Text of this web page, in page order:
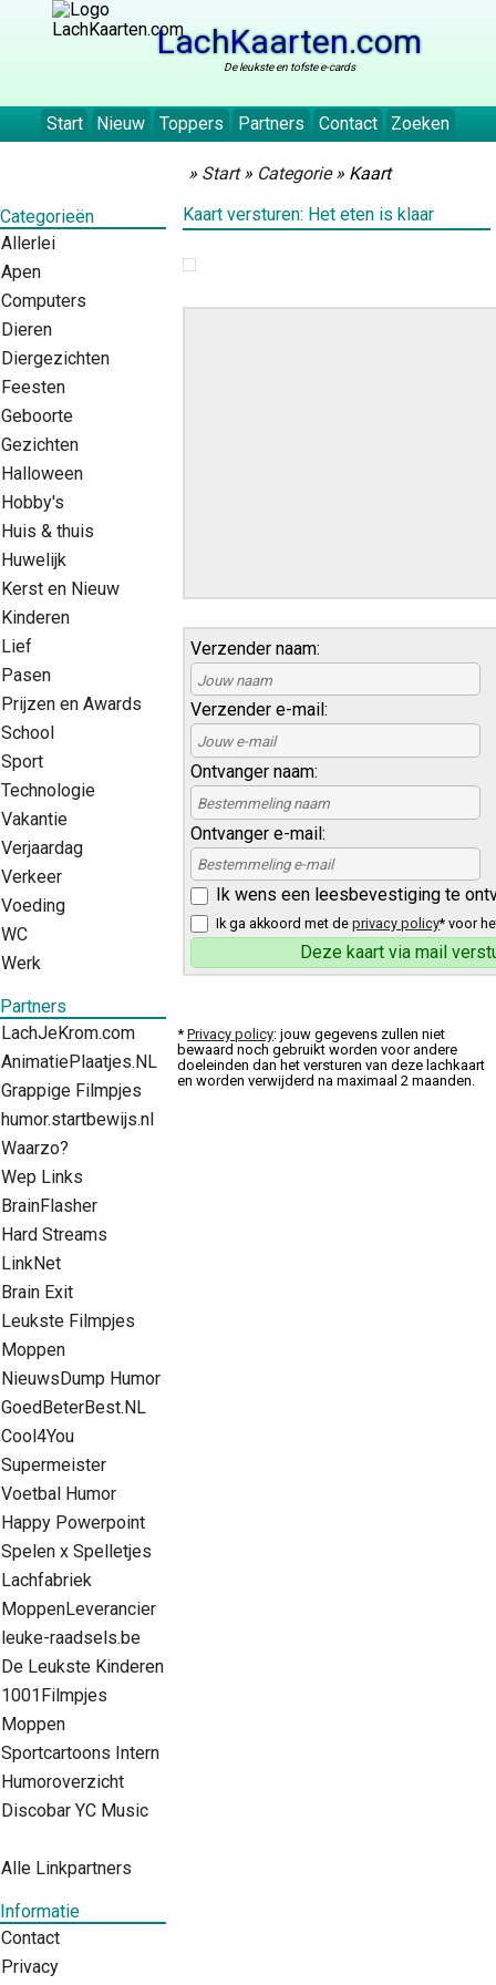
LachKaarten.com
De leukste en tofste e-cards
Start Nieuw Toppers Partners Contact Zoeken
Categorieën
Allerlei
Apen
Computers
Dieren
Diergezichten
Feesten
Geboorte
Gezichten
Halloween
Hobby's
Huis & thuis
Huwelijk
Kerst en Nieuw
Kinderen
Lief
Pasen
Prijzen en Awards
School
Sport
Technologie
Vakantie
Verjaardag
Verkeer
Voeding
WC
Werk
Partners
LachJeKrom.com
AnimatiePlaatjes.NL
Grappige Filmpjes
humor.startbewijs.nl
Waarzo?
Wep Links
BrainFlasher
Hard Streams
LinkNet
Brain Exit
Leukste Filmpjes
Moppen
NieuwsDump Humor
GoedBeterBest.NL
Cool4You
Supermeister
Voetbal Humor
Happy Powerpoint
Spelen x Spelletjes
Lachfabriek
MoppenLeverancier
leuke-raadsels.be
De Leukste Kinderen
1001Filmpjes
Moppen
Sportcartoons Intern
Humoroverzicht
Discobar YC Music
Alle Linkpartners
Informatie
Contact
Privacy
» Start» Categorie» Kaart
Kaart versturen: Het eten is klaar
Verzender naam:
Verzender e-mail:
Ontvanger naam:
Ontvanger e-mail:
Ik wens een leesbevestiging te
Ik ga akkoord met deprivacy policy* voor
* Privacy policy: jouw gegevens zullen niet
bewaard noch gebruikt worden voor andere
doeleinden dan het versturen van deze lachkaart
en worden verwijderd na maximaal 2 maanden.